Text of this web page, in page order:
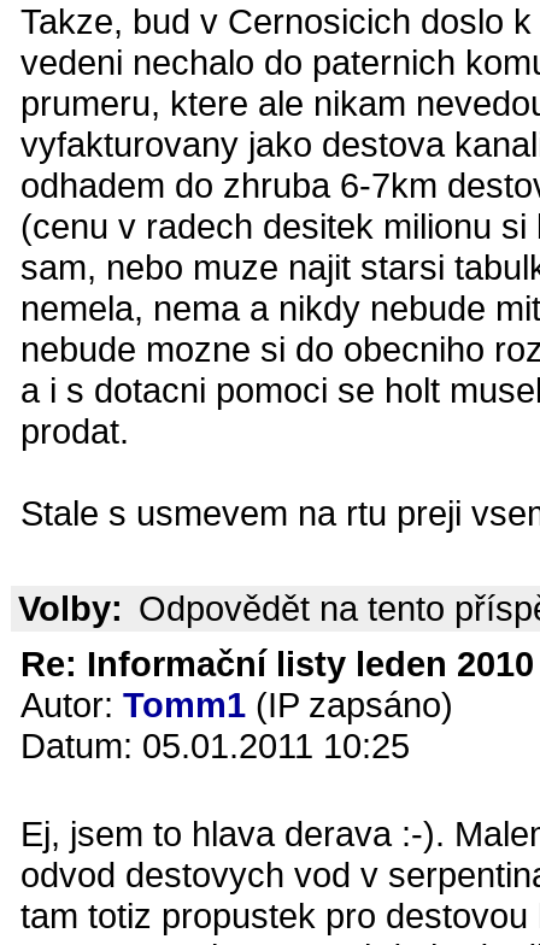
Takze, bud v Cernosicich doslo
vedeni nechalo do paternich
prumeru, ktere ale nikam
vyfakturovany jako destova
odhadem do zhruba 6-7km
(cenu v radech desitek milionu
sam, nebo muze najit starsi
nemela, nema a nikdy nebude
nebude mozne si do obecniho
a i s dotacni pomoci se holt
prodat.
Stale s usmevem na rtu preji
Volby: Odpovědět na tento
Re: Informační listy leden
Autor: Tomm1 (IP zapsáno)
Datum: 05.01.2011 10:25
Ej, jsem to hlava derava :-).
odvod destovych vod v
tam totiz propustek pro